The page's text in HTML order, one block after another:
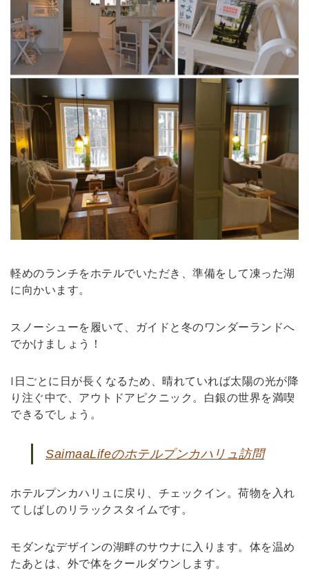
軽めのランチをホテルでいただき、準備をして凍った湖
に向かいます。
スノーシューを履いて、ガイドと冬のワンダーランドへ
でかけましょう！
1日ごとに日が長くなるため、晴れていれば太陽の光が降
り注ぐ中で、アウトドアピクニック。白銀の世界を満喫
できるでしょう。
SaimaaLifeのホテルプンカハリュ訪問
ホテルプンカハリュに戻り、チェックイン。荷物を入れ
てしばしのリラックスタイムです。
モダンなデザインの湖畔のサウナに入ります。体を温め
たあとは、外で体をクールダウンします。